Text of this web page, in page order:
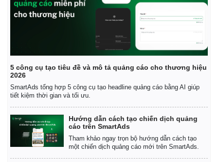
5 công cụ tạo tiêu đề và mô tả quảng cáo cho thương hiệu
2026
SmartAds tổng hợp 5 công cụ tạo headline quảng cáo bằng AI giúp
tiết kiệm thời gian và tối ưu.
Hướng dẫn cách tạo chiến dịch quảng
cáo trên SmartAds
Tham khảo ngay trọn bộ hướng dẫn cách tạo
một chiến dịch quảng cáo mới trên SmartAds.